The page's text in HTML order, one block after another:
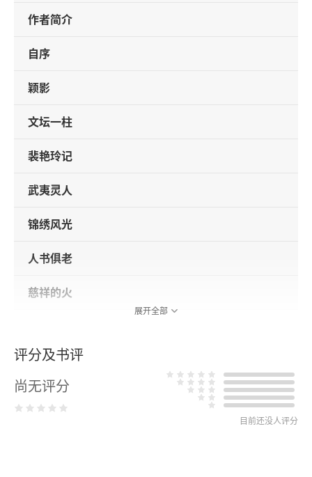
作者简介
自序
颖影
文坛一柱
裴艳玲记
武夷灵人
锦绣风光
人书俱老
慈祥的火
赛里木湖畔
翰墨缘
展开全部
评分及书评
尚无评分
目前还没人评分